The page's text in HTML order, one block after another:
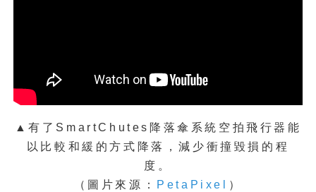
▲有了SmartChutes降落傘系統空拍飛行器能
以比較和緩的方式降落，減少衝撞毀損的程
度 。
（圖片來源：
PetaPixel ）